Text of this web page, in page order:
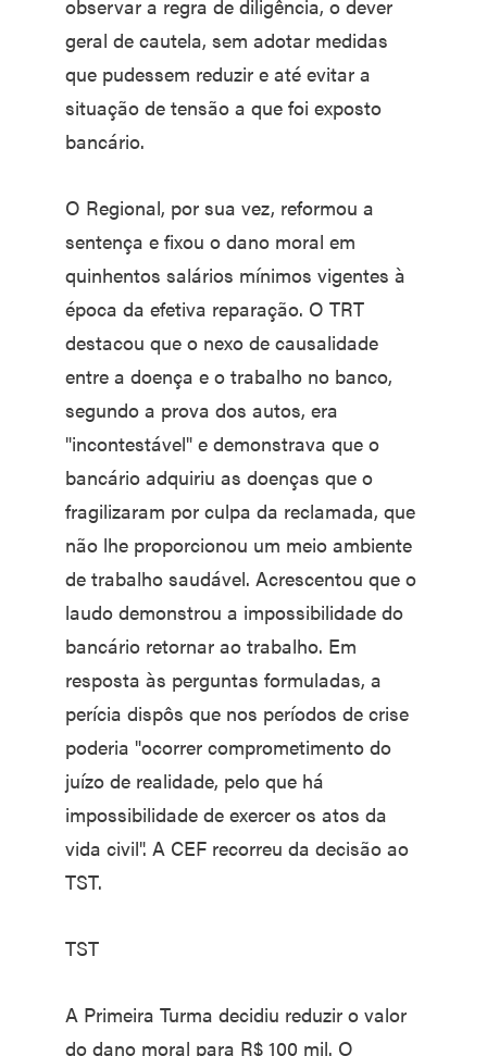
observar a regra de diligência, o dever
geral de cautela, sem adotar medidas
que pudessem reduzir e até evitar a
situação de tensão a que foi exposto
bancário.
O Regional, por sua vez, reformou a
sentença e fixou o dano moral em
quinhentos salários mínimos vigentes à
época da efetiva reparação. O TRT
destacou que o nexo de causalidade
entre a doença e o trabalho no banco,
segundo a prova dos autos, era
"incontestável" e demonstrava que o
bancário adquiriu as doenças que o
fragilizaram por culpa da reclamada, que
não lhe proporcionou um meio ambiente
de trabalho saudável. Acrescentou que o
laudo demonstrou a impossibilidade do
bancário retornar ao trabalho. Em
resposta às perguntas formuladas, a
perícia dispôs que nos períodos de crise
poderia "ocorrer comprometimento do
juízo de realidade, pelo que há
impossibilidade de exercer os atos da
vida civil". A CEF recorreu da decisão ao
TST.
TST
A Primeira Turma decidiu reduzir o valor
do dano moral para R$ 100 mil. O